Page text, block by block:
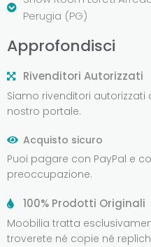
Perugia (PG)
Approfondisci
Rivenditori Autorizzati
Siamo rivenditori autorizzati
nostro portale.
Acquisto sicuro
Puoi pagare con PayPal e
preoccupazione.
100% Prodotti Originali
Moobilia tratta
troverete né copie né